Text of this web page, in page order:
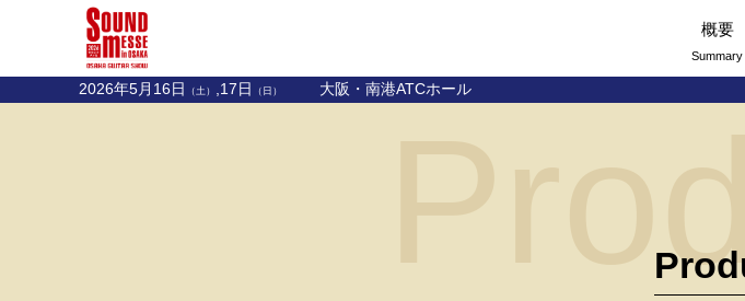
概要
Summary
2026年5月16日 （土） ,17日 （日） 大阪・南港ATCホール